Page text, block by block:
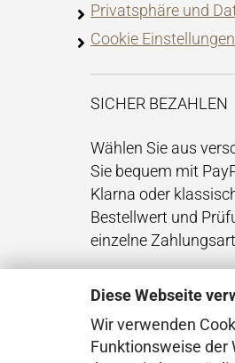
Diese Webseite
Wir verwenden
Funktionsweise der
Privatsphäre und
Cookie Einstellungen
SICHER BEZAHLEN
Wählen Sie aus
Sie bequem mit
Klarna oder
Bestellwert und
einzelne